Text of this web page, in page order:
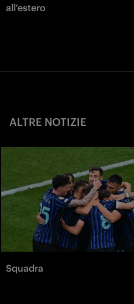
all'estero
ALTRE NOTIZIE
Squadra